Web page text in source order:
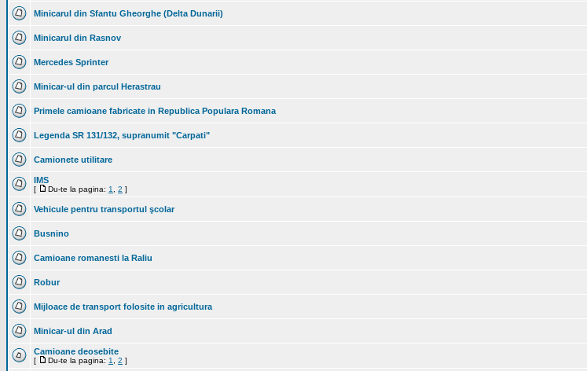
Minicarul din Sfantu Gheorghe (Delta Dunarii)
Minicarul din Rasnov
Mercedes Sprinter
Minicar-ul din parcul Herastrau
Primele camioane fabricate in Republica Populara Romana
Legenda SR 131/132, supranumit "Carpati"
Camionete utilitare
IMS
[ Du-te la pagina: 1 2 ]
Vehicule pentru transportul şcolar
Busnino
Camioane romanesti la Raliu
Robur
Mijloace de transport folosite in agricultura
Minicar-ul din Arad
Camioane deosebite
[ Du-te la pagina: 1 2 ]